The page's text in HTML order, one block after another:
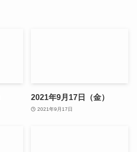
2021年9月17日（金）
2021年9月17日